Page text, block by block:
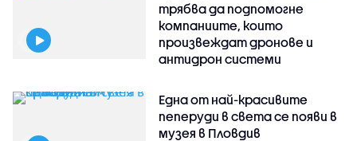
трябва да подпомогне
компаниите, които
произвеждат дронове и
антидрон системи
Една от най-красивите
пеперуди в света се появи в
музея в Пловдив